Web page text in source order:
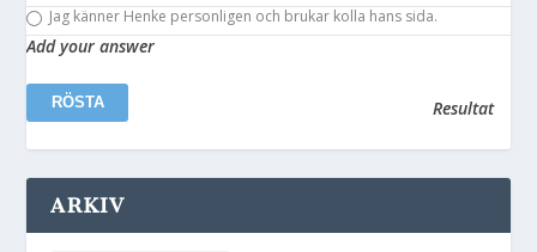
Jag känner Henke personligen och brukar kolla hans sida.
Add your answer
Resultat
ARKIV